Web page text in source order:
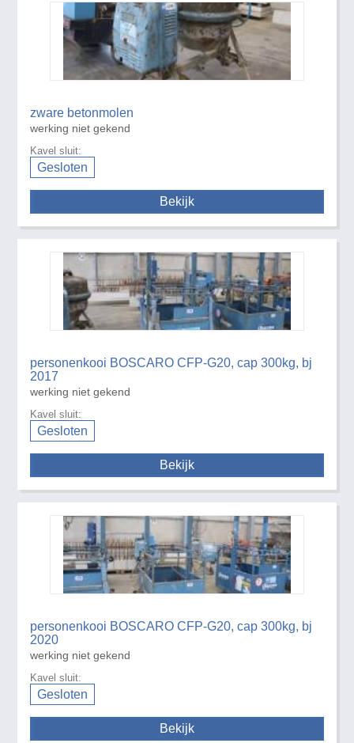
zware betonmolen
werking niet gekend
Kavel sluit:
Gesloten
Bekijk
personenkooi BOSCARO CFP-G20, cap 300kg, bj
2017
werking niet gekend
Kavel sluit:
Gesloten
Bekijk
personenkooi BOSCARO CFP-G20, cap 300kg, bj
2020
werking niet gekend
Kavel sluit:
Gesloten
Bekijk